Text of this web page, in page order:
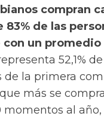
compran
83% de las
un promedio
52,1%
la primera
más se
al